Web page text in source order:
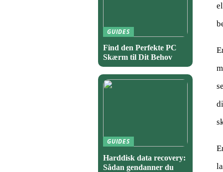
GUIDES
Find den Perfekte PC
Skærm til Dit Behov
GUIDES
Harddisk data recovery:
Sådan gendanner du